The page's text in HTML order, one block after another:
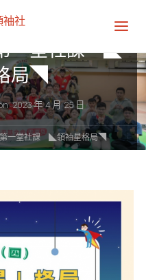
袖社
第一堂社課 ◣
局◥
2023 年 4 月 25 日
第一堂社課 ◣領袖星格局◥